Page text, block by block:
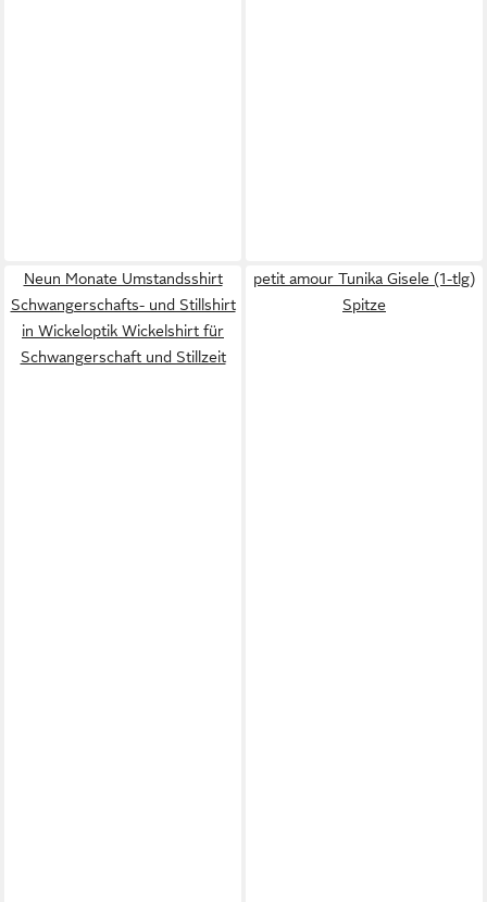
Neun Monate Umstandsshirt
Schwangerschafts- und Stillshirt
in Wickeloptik Wickelshirt für
Schwangerschaft und Stillzeit
petit amour Tunika Gisele (1-tlg)
Spitze